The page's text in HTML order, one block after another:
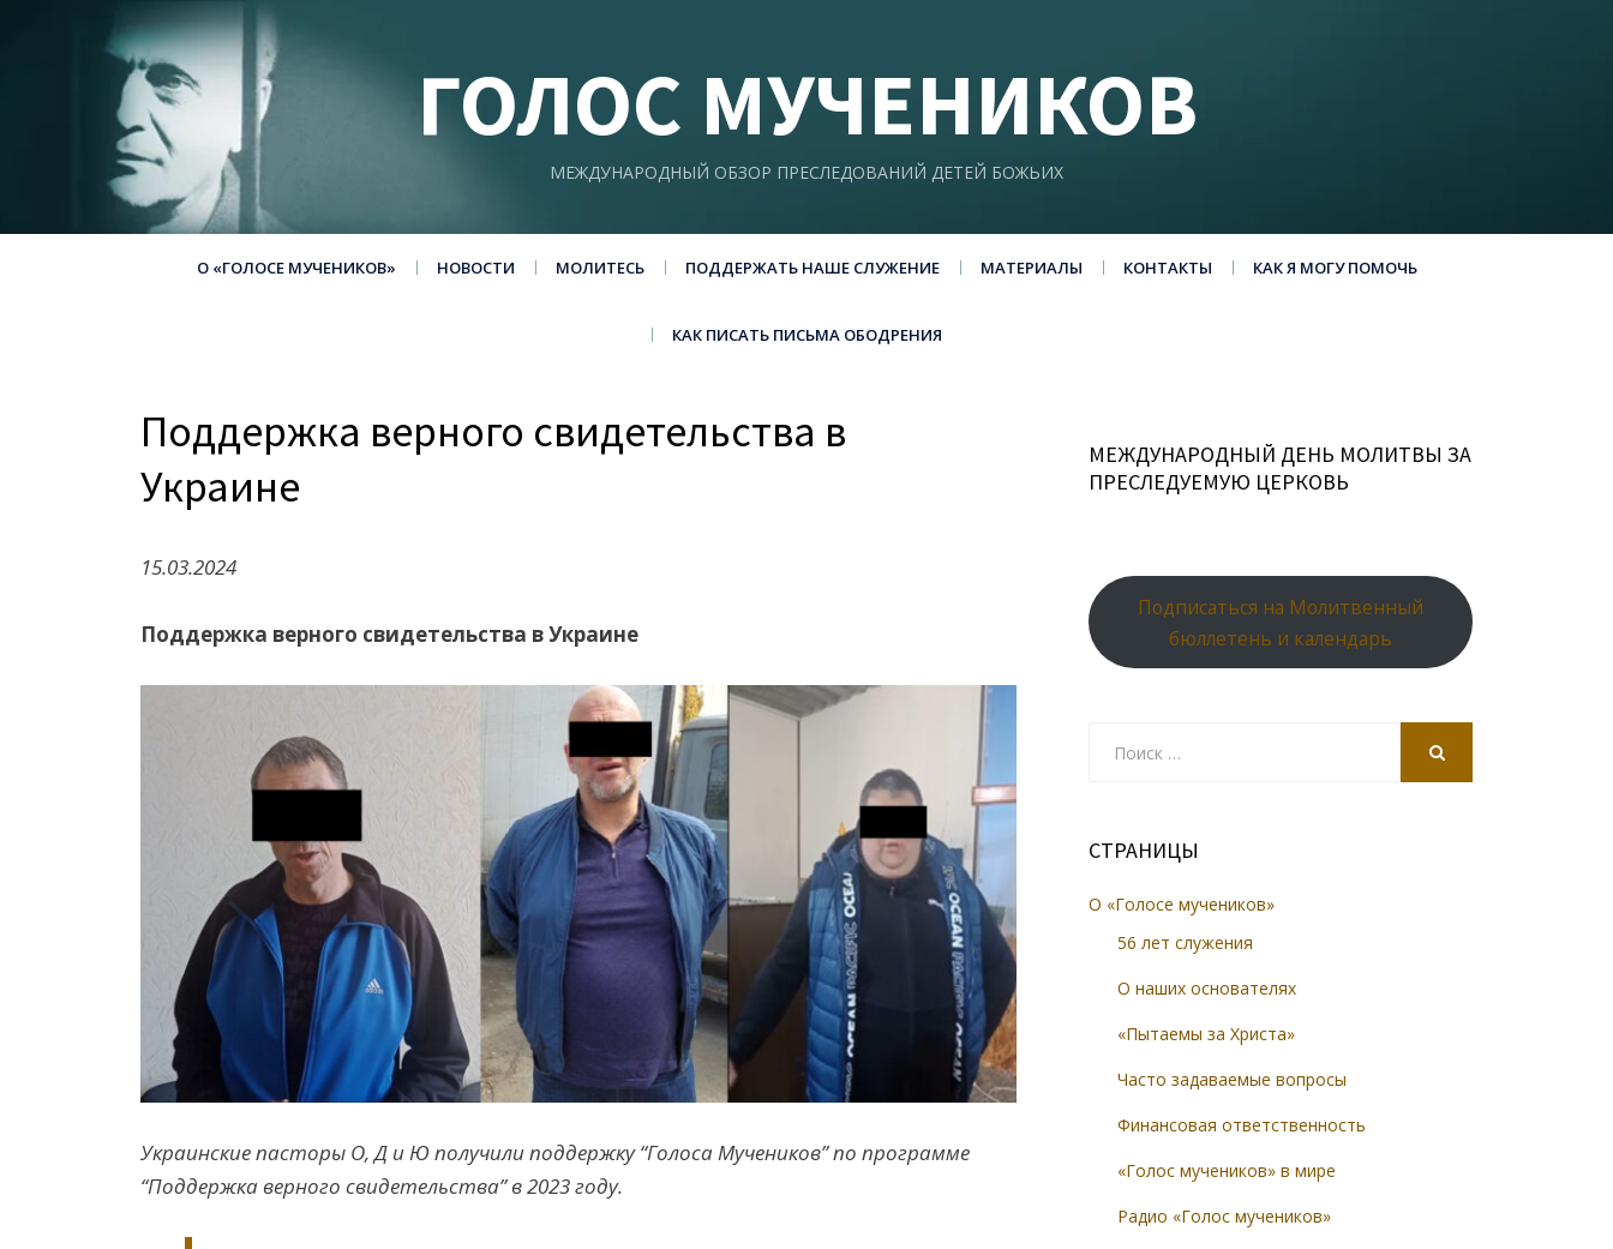
ГОЛОС МУЧЕНИКОВ
МЕЖДУНАРОДНЫЙ ОБЗОР ПРЕСЛЕДОВАНИЙ ДЕТЕЙ БОЖЬИХ
О «ГОЛОСЕ МУЧЕНИКОВ» НОВОСТИ МОЛИТЕСЬ ПОДДЕРЖАТЬ НАШЕ СЛУЖЕНИЕ МАТЕРИАЛЫ КОНТАКТЫ КАК Я МОГУ ПОМОЧЬ
КАК ПИСАТЬ ПИСЬМА ОБОДРЕНИЯ
Поддержка верного свидетельства в
Украине
15.03.2024
Поддержка верного свидетельства вУкраине
Украинские пасторы О, Д и Ю получили поддержку “Голоса Мучеников” по программе
“Поддержка верного свидетельства” в 2023 году.
МЕЖДУНАРОДНЫЙ ДЕНЬ МОЛИТВЫ ЗА
ПРЕСЛЕДУЕМУЮ ЦЕРКОВЬ
Подписаться на Молитвенный
бюллетень и календарь
СТРАНИЦЫ
О «Голосе мучеников»
56 лет служения
О наших основателях
«Пытаемы за Христа»
Часто задаваемые вопросы
Финансовая ответственность
«Голос мучеников» в мире
Радио «Голос мучеников»